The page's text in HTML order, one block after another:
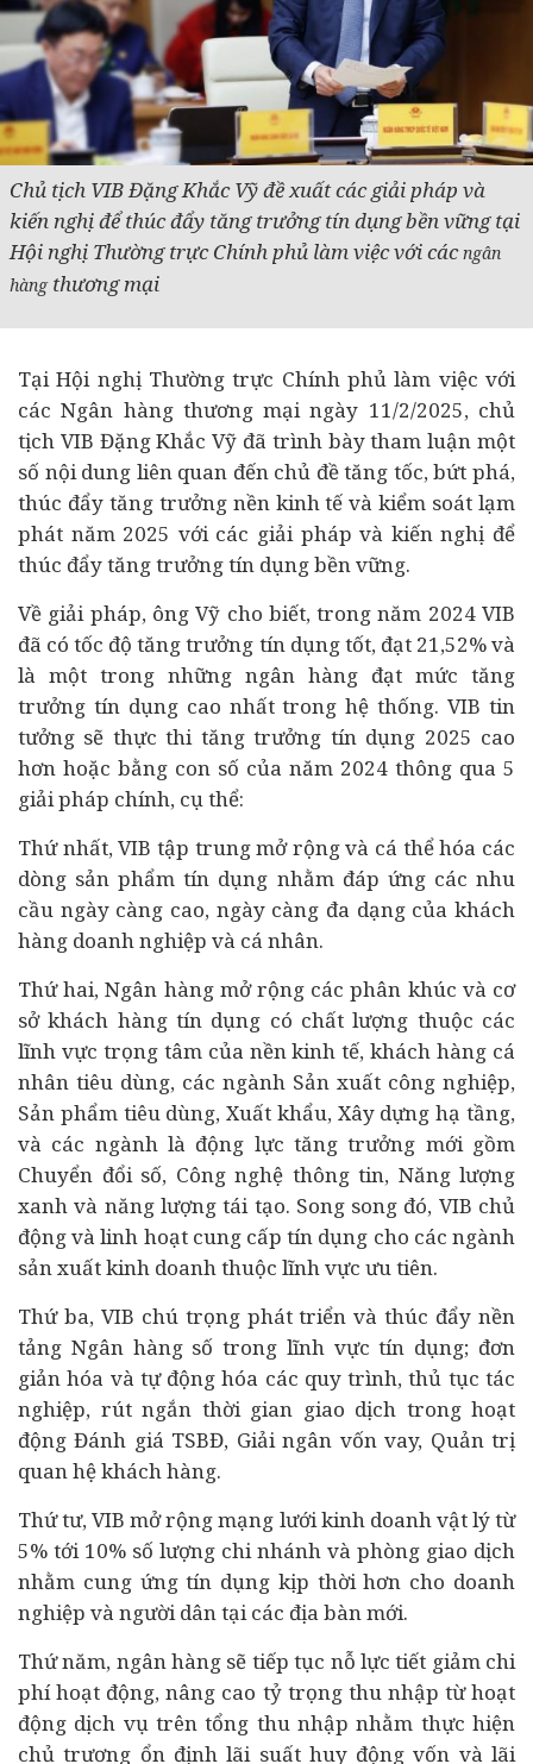
Chủ tịch VIB Đặng Khắc Vỹ đề xuất các giải pháp và
kiến nghị để thúc đẩy tăng trưởng tín dụng bền vững tại
Hội nghị Thường trực Chính phủ làm việc với cácngân
hàngthương mại
Tại Hội nghị Thường trực Chính phủ làm việc với
các Ngân hàng thương mại ngày 11/2/2025, chủ
tịch VIB Đặng Khắc Vỹ đã trình bày tham luận một
số nội dung liên quan đến chủ đề tăng tốc, bứt phá,
thúc đẩy tăng trưởng nền kinh tế và kiểm soát lạm
phát năm 2025 với các giải pháp và kiến nghị để
thúc đẩy tăng trưởng tín dụng bền vững.
Về giải pháp, ông Vỹ cho biết, trong năm 2024 VIB
đã có tốc độ tăng trưởng tín dụng tốt, đạt 21,52% và
là một trong những ngân hàng đạt mức tăng
trưởng tín dụng cao nhất trong hệ thống. VIB tin
tưởng sẽ thực thi tăng trưởng tín dụng 2025 cao
hơn hoặc bằng con số của năm 2024 thông qua 5
giải pháp chính, cụ thể:
Thứ nhất, VIB tập trung mở rộng và cá thể hóa các
dòng sản phẩm tín dụng nhằm đáp ứng các nhu
cầu ngày càng cao, ngày càng đa dạng của khách
hàng doanh nghiệp và cá nhân.
Thứ hai, Ngân hàng mở rộng các phân khúc và cơ
sở khách hàng tín dụng có chất lượng thuộc các
lĩnh vực trọng tâm của nền kinh tế, khách hàng cá
nhân tiêu dùng, các ngành Sản xuất công nghiệp,
Sản phẩm tiêu dùng, Xuất khẩu, Xây dựng hạ tầng,
và các ngành là động lực tăng trưởng mới gồm
Chuyển đổi số, Công nghệ thông tin, Năng lượng
xanh và năng lượng tái tạo. Song song đó, VIB chủ
động và linh hoạt cung cấp tín dụng cho các ngành
sản xuất kinh doanh thuộc lĩnh vực ưu tiên.
Thứ ba, VIB chú trọng phát triển và thúc đẩy nền
tảng Ngân hàng số trong lĩnh vực tín dụng; đơn
giản hóa và tự động hóa các quy trình, thủ tục tác
nghiệp, rút ngắn thời gian giao dịch trong hoạt
động Đánh giá TSBĐ, Giải ngân vốn vay, Quản trị
quan hệ khách hàng.
Thứ tư, VIB mở rộng mạng lưới kinh doanh vật lý từ
5% tới 10% số lượng chi nhánh và phòng giao dịch
nhằm cung ứng tín dụng kịp thời hơn cho doanh
nghiệp và người dân tại các địa bàn mới.
Thứ năm, ngân hàng sẽ tiếp tục nỗ lực tiết giảm chi
phí hoạt động, nâng cao tỷ trọng thu nhập từ hoạt
động dịch vụ trên tổng thu nhập nhằm thực hiện
chủ trương ổn định lãi suất huy động vốn và lãi